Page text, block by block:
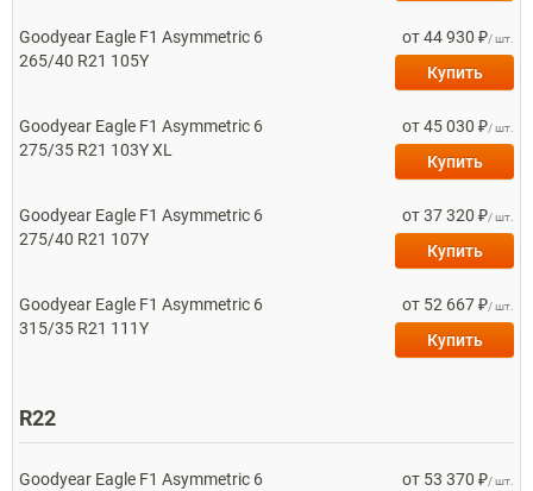
Goodyear Eagle F1 Asymmetric 6
265/40 R21 105Y
от 44 930 ₽/ шт.
Купить
Goodyear Eagle F1 Asymmetric 6
275/35 R21 103Y XL
от 45 030 ₽/ шт.
Купить
Goodyear Eagle F1 Asymmetric 6
275/40 R21 107Y
от 37 320 ₽/ шт.
Купить
Goodyear Eagle F1 Asymmetric 6
315/35 R21 111Y
от 52 667 ₽/ шт.
Купить
R22
Goodyear Eagle F1 Asymmetric 6
от 53 370 ₽/ шт.